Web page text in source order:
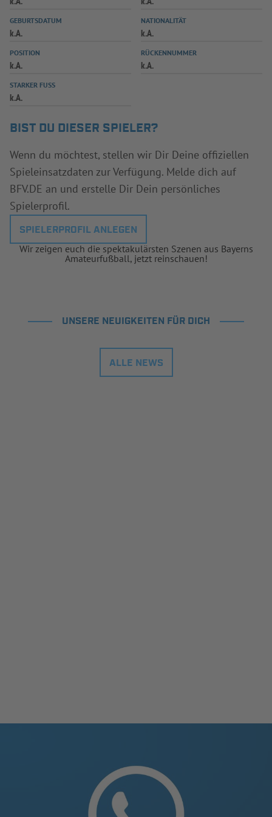
SPIELPLUS
GEBURTSDATUM
k.A.
NATIONALITÄT
k.A.
POSITION
k.A.
RÜCKENNUMMER
k.A.
STARKER FUSS
k.A.
BIST DU DIESER SPIELER?
Wenn du möchtest, stellen wir Dir Deine offiziellen
Spieleinsatzdaten zur Verfügung. Melde dich auf
BFV.DE an und erstelle Dir Dein persönliches
Spielerprofil.
SPIELERPROFIL ANLEGEN
Wir zeigen euch die spektakulärsten Szenen aus Bayerns
Amateurfußball, jetzt reinschauen!
UNSERE NEUIGKEITEN FÜR DICH
ALLE NEWS